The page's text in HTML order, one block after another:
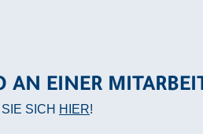
AN EINER
SICH HIER!